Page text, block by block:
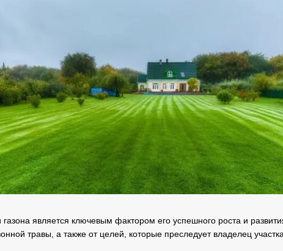
является ключевым фактором его успешного роста и
травы, а также от целей, которые преследует владелец